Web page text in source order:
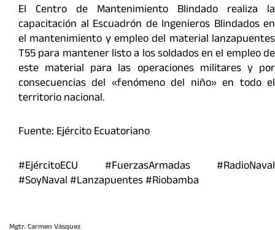
El Centro de Mantenimiento Blindado realiza la
capacitación al Escuadrón de Ingenieros Blindados en
el mantenimiento y empleo del material lanzapuentes
T55 para mantener listo a los soldados en el empleo de
este material para las operaciones militares y por
consecuencias del «fenómeno del niño» en todo el
territorio nacional.
Fuente: Ejército Ecuatoriano
#EjércitoECU #FuerzasArmadas #RadioNaval
#SoyNaval #Lanzapuentes #Riobamba